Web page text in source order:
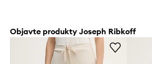
Objavte produkty Joseph Ribkoff